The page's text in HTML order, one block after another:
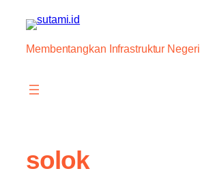
content
Membentangkan Infrastruktur Negeri
solok